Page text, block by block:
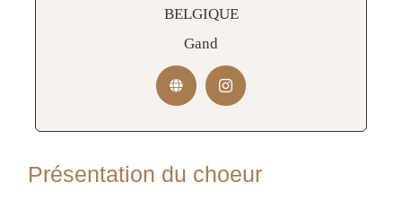
Présentation du choeur
BELGIQUE
Gand